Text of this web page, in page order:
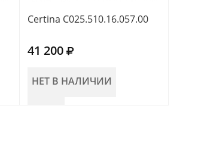
Certina C025.510.16.057.00
41 200
НЕТ В НАЛИЧИИ